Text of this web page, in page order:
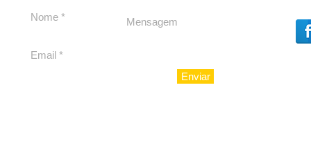
para São Paulo
Enviar